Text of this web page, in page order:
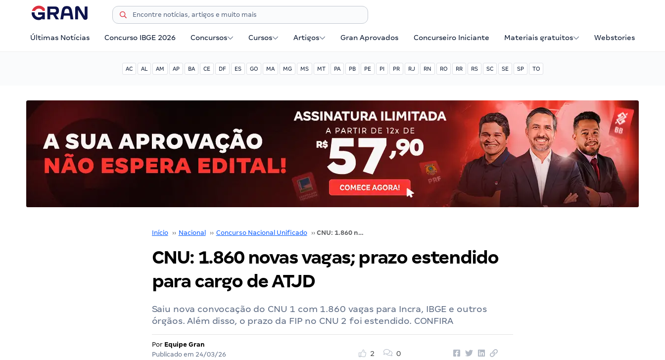
Últimas Notícias Concurso IBGE 2026 Concursos Cursos Artigos Gran Aprovados Concurseiro Iniciante Materiais gratuitos Webstories
AC AL AM AP BA CE DF ES GO MA MG MS MT PA PB PE PI PR RJ RN RO RR RS SC SE SP TO
Início ›› Nacional ›› Concurso Nacional Unificado ›› CNU: 1.860 novas vagas; prazo estendido para cargo de ATJD
CNU: 1.860 novas vagas; prazo estendido
para cargo de ATJD
Saiu nova convocação do CNU 1 com 1.860 vagas para Incra, IBGE e outros
órgãos. Além disso, o prazo da FIP no CNU 2 foi estendido. CONFIRA
Por Equipe Gran
Publicado em 24/03/26
2 0